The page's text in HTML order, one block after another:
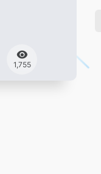
1,755